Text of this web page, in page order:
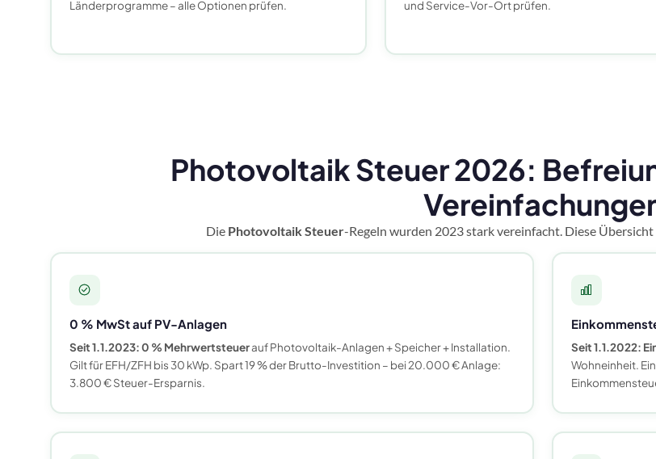
Länderprogramme – alle Optionen prüfen.
und Service-Vor-Ort prüfen.
Photovoltaik Steuer 2026:
Die Photovoltaik Steuer-Regeln wurden 2023 stark vereinfacht. Diese
0 % MwSt auf PV-Anlagen
Seit 1.1.2023: 0 % Mehrwertsteuerauf Photovoltaik-Anlagen + Speicher + Installation.
Gilt für EFH/ZFH bis 30 kWp. Spart 19 % der Brutto-Investition – bei 20.000 € Anlage:
3.800 € Steuer-Ersparnis.
Seit 1.1.2022:
Wohneinheit.